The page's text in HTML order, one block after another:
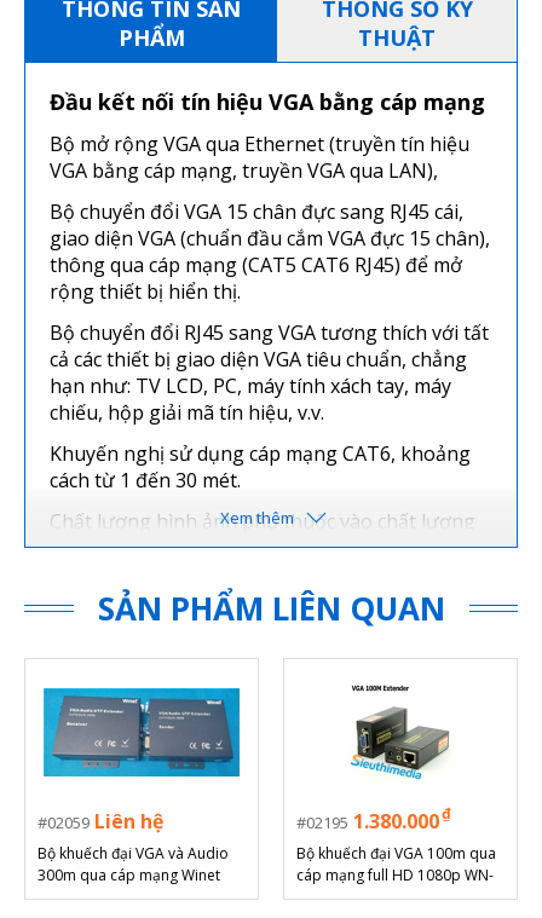
THÔNG TIN SẢN
PHẨM
THÔNG SỐ KỸ
THUẬT
Đầu kết nối tín hiệu VGA bằng cáp mạng
Bộ mở rộng VGA qua Ethernet (truyền tín hiệu
VGA bằng cáp mạng, truyền VGA qua LAN),
Bộ chuyển đổi VGA 15 chân đực sang RJ45 cái,
giao diện VGA (chuẩn đầu cắm VGA đực 15 chân),
thông qua cáp mạng (CAT5 CAT6 RJ45) để mở
rộng thiết bị hiển thị.
Bộ chuyển đổi RJ45 sang VGA tương thích với tất
cả các thiết bị giao diện VGA tiêu chuẩn, chẳng
hạn như: TV LCD, PC, máy tính xách tay, máy
chiếu, hộp giải mã tín hiệu, v.v.
Khuyến nghị sử dụng cáp mạng CAT6, khoảng
cách từ 1 đến 30 mét.
Chất lượng hình ảnh phụ thuộc vào chất lượng
và chiều dài cáp RJ45.
Cắm và chạy không cần cấp nguồn.
Số lượng: 1 Cặp (2 đầu)
_ 99% sản phẩmBộ chuyển đổi VGA qua cáp
mạng được cung cấp bởi Sieuthimedia.vn đã
được kiểm tra đạt được thông số thật, có chế độ
bảo hành 1 đổi 1, được test chạy thử trước khi
giao hàng.
_ Khách hàng liên hệ sẽ được tư vấn rõ trước khi
SẢN PHẨM LIÊN QUAN
02059 Liên hệ
Bộ khuếch đại VGA và Audio
300m qua cáp mạng Winet
WN-300T
02195 1.380.000₫
Bộ khuếch đại VGA 100m qua
cáp mạng full HD 1080p WN-
VGA100 WINET.